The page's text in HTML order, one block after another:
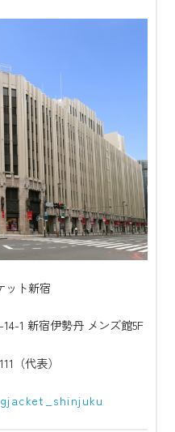
ット新宿
1 新宿伊勢丹 メンズ館5F
（代表）